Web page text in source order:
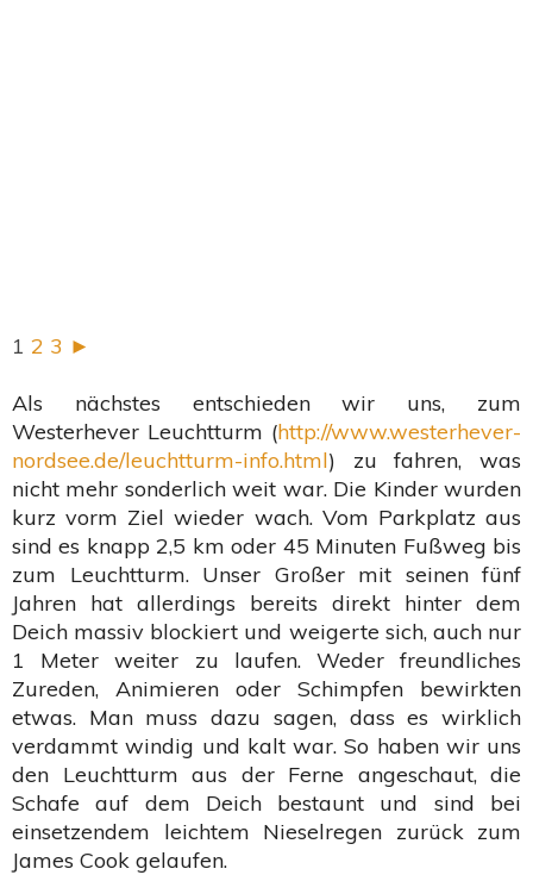
1 2 3 ►
Als nächstes entschieden wir uns, zum
Westerhever Leuchtturm (http://www.westerhever-
nordsee.de/leuchtturm-info.html) zu fahren, was
nicht mehr sonderlich weit war. Die Kinder wurden
kurz vorm Ziel wieder wach. Vom Parkplatz aus
sind es knapp 2,5 km oder 45 Minuten Fußweg bis
zum Leuchtturm. Unser Großer mit seinen fünf
Jahren hat allerdings bereits direkt hinter dem
Deich massiv blockiert und weigerte sich, auch nur
1 Meter weiter zu laufen. Weder freundliches
Zureden, Animieren oder Schimpfen bewirkten
etwas. Man muss dazu sagen, dass es wirklich
verdammt windig und kalt war. So haben wir uns
den Leuchtturm aus der Ferne angeschaut, die
Schafe auf dem Deich bestaunt und sind bei
einsetzendem leichtem Nieselregen zurück zum
James Cook gelaufen.